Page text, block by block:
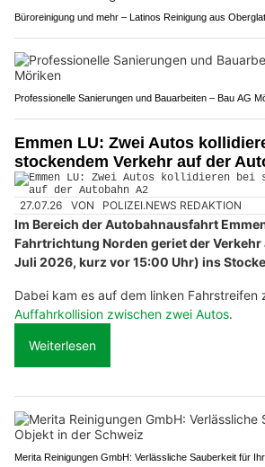
Büroreinigung und mehr – Latinos Reinigung aus
Professionelle Sanierungen und Bauarbeiten – Bau AG
Emmen LU: Zwei Autos
stockendem Verkehr auf der
27.07.26 VON POLIZEI.NEWS REDAKTION
Im Bereich der Autobahnausfahrt
Fahrtrichtung Norden geriet der Verkehr
Juli 2026, kurz vor 15:00 Uhr) ins
Dabei kam es auf dem linken Fahrstreifen
Auffahrkollision zwischen zwei Autos.
Weiterlesen
Merita Reinigungen GmbH: Verlässliche Sauberkeit für